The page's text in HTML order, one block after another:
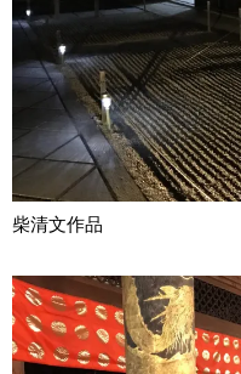
柴清文作品